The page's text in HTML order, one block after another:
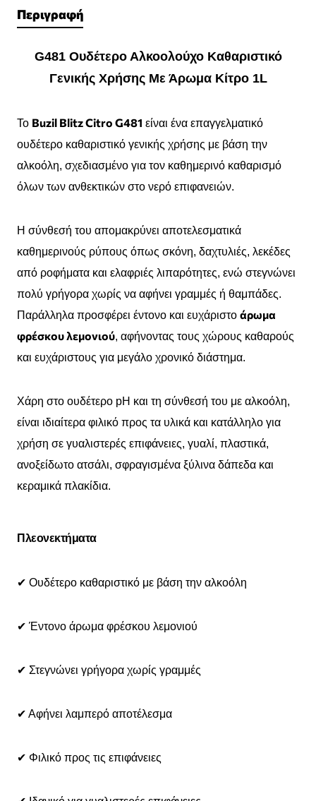
Περιγραφή
G481 Oυδέτερο Αλκοολούχο Καθαριστικό
Γενικής Χρήσης Με Άρωμα Κίτρο 1L
Το Buzil Blitz Citro G481 είναι ένα επαγγελματικό
ουδέτερο καθαριστικό γενικής χρήσης με βάση την
αλκοόλη, σχεδιασμένο για τον καθημερινό καθαρισμό
όλων των ανθεκτικών στο νερό επιφανειών.
Η σύνθεσή του απομακρύνει αποτελεσματικά
καθημερινούς ρύπους όπως σκόνη, δαχτυλιές, λεκέδες
από ροφήματα και ελαφριές λιπαρότητες, ενώ στεγνώνει
πολύ γρήγορα χωρίς να αφήνει γραμμές ή θαμπάδες.
Παράλληλα προσφέρει έντονο και ευχάριστο άρωμα
φρέσκου λεμονιού, αφήνοντας τους χώρους καθαρούς
και ευχάριστους για μεγάλο χρονικό διάστημα.
Χάρη στο ουδέτερο pH και τη σύνθεσή του με αλκοόλη,
είναι ιδιαίτερα φιλικό προς τα υλικά και κατάλληλο για
χρήση σε γυαλιστερές επιφάνειες, γυαλί, πλαστικά,
ανοξείδωτο ατσάλι, σφραγισμένα ξύλινα δάπεδα και
κεραμικά πλακίδια.
Πλεονεκτήματα
✔ Ουδέτερο καθαριστικό με βάση την αλκοόλη
✔ Έντονο άρωμα φρέσκου λεμονιού
✔ Στεγνώνει γρήγορα χωρίς γραμμές
✔ Αφήνει λαμπερό αποτέλεσμα
✔ Φιλικό προς τις επιφάνειες